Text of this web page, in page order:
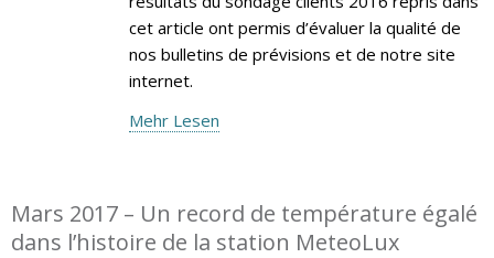
cet article ont permis d’évaluer la qualité de
nos bulletins de prévisions et de notre site
internet.
Mehr Lesen
Mars 2017 – Un record de température égalé
dans l’histoire de la station MeteoLux